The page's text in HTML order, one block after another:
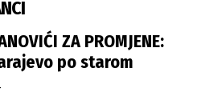
ZA PROMJENE:
po starom